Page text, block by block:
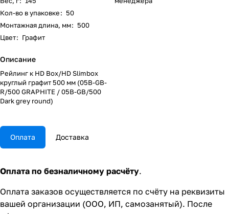
Кол-во в упаковке: 50
Монтажная длина, мм: 500
Цвет: Графит
Описание
Рейлинг к HD Box/HD Slimbox
круглый графит 500 мм (05B-GB-
R/500 GRAPHITE / 05B-GB/500
Dark grey round)
Оплата Доставка
Оплата по безналичному расчёту.
Оплата заказов осуществляется по счёту на реквизиты
вашей организации (ООО, ИП, самозанятый). После